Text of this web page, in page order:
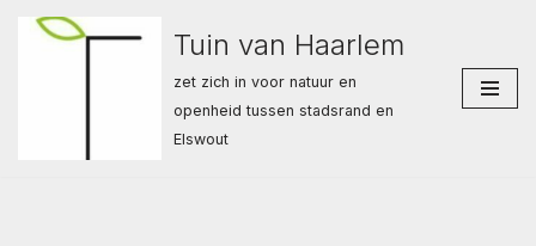
Tuin van Haarlem
zet zich in voor natuur en
openheid tussen stadsrand en
Elswout